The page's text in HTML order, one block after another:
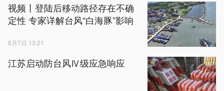
视频丨登陆后移动路径存在不确
定性 专家详解台风“白海豚”影响
8月7日 13:21
江苏启动防台风Ⅳ级应急响应